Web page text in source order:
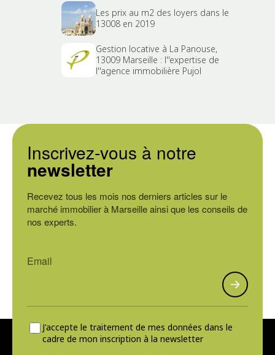
Les prix au m2 des loyers dans le
13008 en 2019
Gestion locative à La Panouse,
13009 Marseille : l''expertise de
l''agence immobilière Pujol
Inscrivez-vous à notre
newsletter
Recevez tous les mois nos derniers articles sur le
marché immobilier à Marseille ainsi que les conseils de
nos experts.
J'accepte le traitement de mes données dans le
cadre de mon inscription à la newsletter